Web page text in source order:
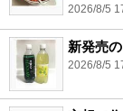
2026/8/5
新発売
2026/8/5